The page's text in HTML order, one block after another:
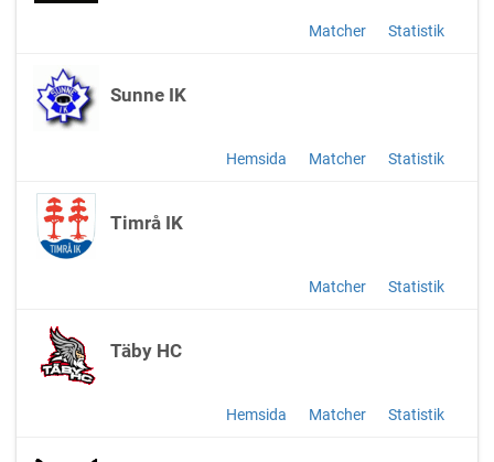
Matcher Statistik
Sunne IK
Hemsida Matcher Statistik
Timrå IK
Matcher Statistik
Täby HC
Hemsida Matcher Statistik